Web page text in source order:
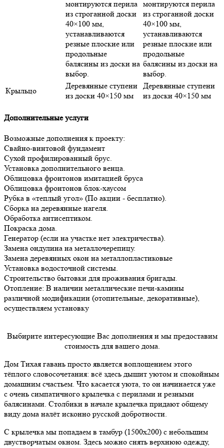
монтируются перила
из строганной доски
40×100 мм,
устанавливаются
резные плоские или
продольные
балясины из доски на
выбор.
монтируются перила
из строганной доски
40×100 мм,
устанавливаются
резные плоские или
продольные
балясины из доски на
выбор.
Крыльцо
Деревянные ступени
из доски 40×150 мм
Деревянные ступени
из доски 40×150 мм
Дополнительные услуги
Возможные дополнения к проекту:
Свайно-винтовой фундамент
Сухой профилированный брус.
Установка дополнительного венца.
Облицовка фронтонов имитацией бруса
Облицовка фронтонов блок-хаусом
Рубка в «теплый угол» (По акции - бесплатно).
Сборка на деревянные нагеля.
Обработка антисептиком.
Покраска дома.
Генератор (если на участке нет электричества).
Замена ондулина на металлочерепицу.
Замена деревянных окон на металлопластиковые
Установка водосточной системы.
Строительство бытовки для проживания бригады.
Отопление: В наличии металлические печи-камины
различной модификации (отопительные, декоративные),
осуществляем установку
Выбирите интересующие Вас дополнения и мы предоставим
стоимость для вашего дома.
Дом Тихая гавань просто является воплощением этого
тёплого словосочетания: всё здесь дышит уютом и спокойным
домашним счастьем. Что касается уюта, то он начинается уже
с очень симпатичного крылечка с перилами и резными
балясинами. Столбики в начале крылечка придают общему
виду дома налёт исконно русской добротности.
С крылечка мы попадаем в тамбур (1500х200) с небольшим
двустворчатым окном. Здесь можно снять верхнюю одежду,